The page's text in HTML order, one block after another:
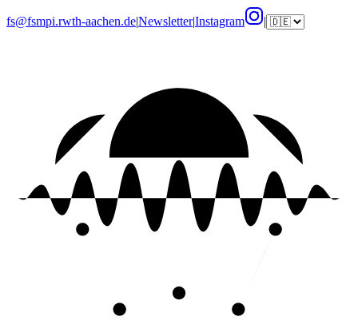
fs@fsmpi.rwth-aachen.de|Newsletter|Instagram |